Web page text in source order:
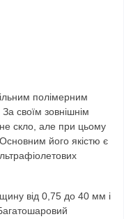
полімерним
своїм зовнішнім
скло, але при цьому
його якістю є
від 0,75 до 40 мм і